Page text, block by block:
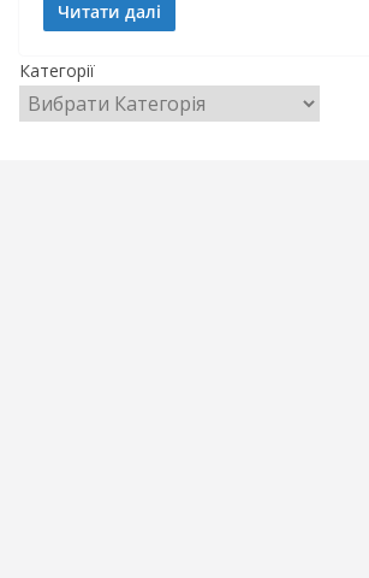
Читати далі
Категорії